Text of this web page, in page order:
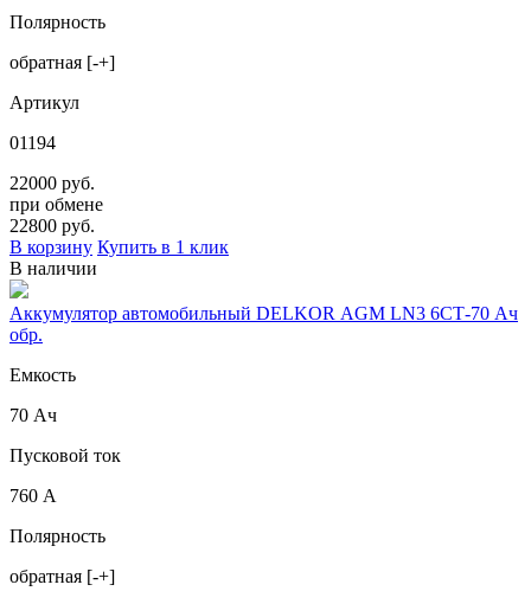
Полярность
обратная [-+]
Артикул
01194
22000 руб.
при обмене
22800 руб.
В корзину Купить в 1 клик
В наличии
Аккумулятор автомобильный DELKOR AGM LN3 6СТ-70 Ач
обр.
Емкость
70 Ач
Пусковой ток
760 А
Полярность
обратная [-+]